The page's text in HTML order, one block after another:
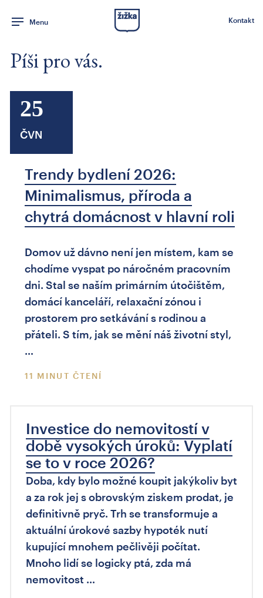
Menu Kontakt
Píši pro vás.
25
ČVN
Trendy bydlení 2026:
Minimalismus, příroda a
chytrá domácnost v hlavní roli
Domov už dávno není jen místem, kam se
chodíme vyspat po náročném pracovním
dni. Stal se naším primárním útočištěm,
domácí kanceláří, relaxační zónou i
prostorem pro setkávání s rodinou a
přáteli. S tím, jak se mění náš životní styl,
…
11 MINUT ČTENÍ
Investice do nemovitostí v
době vysokých úroků: Vyplatí
se to v roce 2026?
Doba, kdy bylo možné koupit jakýkoliv byt
a za rok jej s obrovským ziskem prodat, je
definitivně pryč. Trh se transformuje a
aktuální úrokové sazby hypoték nutí
kupující mnohem pečlivěji počítat.
Mnoho lidí se logicky ptá, zda má
nemovitost …